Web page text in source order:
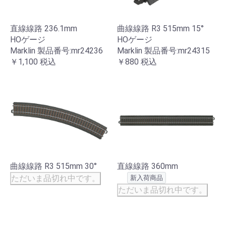
直線線路 236.1mm
HOゲージ
Marklin 製品番号:mr24236
￥1,100 税込
曲線線路 R3 515mm 15°
HOゲージ
Marklin 製品番号:mr24315
￥880 税込
曲線線路 R3 515mm 30°
ただいま品切れ中です。
直線線路 360mm
新入荷商品
ただいま品切れ中です。